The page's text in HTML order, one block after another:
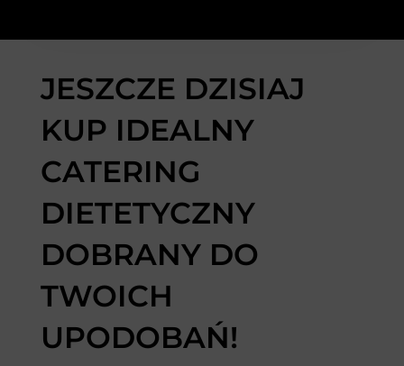
JESZCZE DZISIAJ
KUP IDEALNY
CATERING
DIETETYCZNY
DOBRANY DO
TWOICH
UPODOBAŃ!